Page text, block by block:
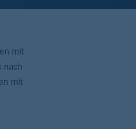
mit
nach
mit